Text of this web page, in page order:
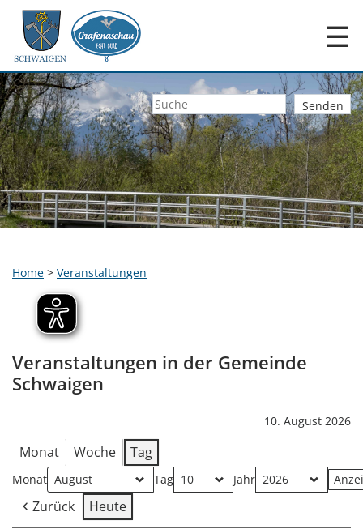
☰
Home > Veranstaltungen
Veranstaltungen in der Gemeinde
Schwaigen
10. August 2026
Monat Woche Tag
Monat Tag Jahr
Zurück Heute